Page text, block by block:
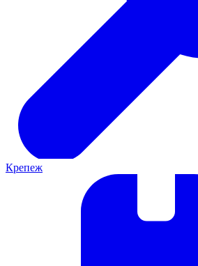
Крепеж